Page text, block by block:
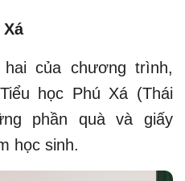
của chương trình,
học Phú Xá (Thái
phần quà và giấy
học sinh.